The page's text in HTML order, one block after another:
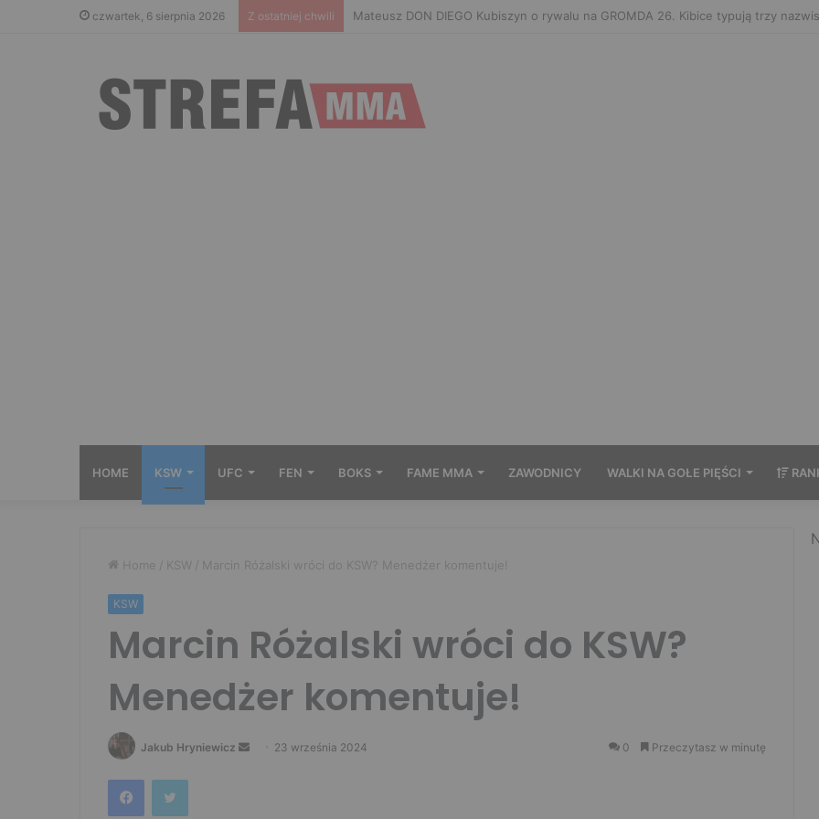
czwartek, 6 sierpnia 2026 Z ostatniej chwili Islam Makhachev zaończy karierę po UFC 330? Mistrz rozwiał wszelkie
HOME KSW UFC FEN BOKS FAME MMA ZAWODNICY WALKI NA GOŁE PIĘŚCI
Home / KSW / Marcin Różalski wróci do KSW? Menedżer komentuje!
KSW
Marcin Różalski wróci do KSW?
Menedżer komentuje!
Jakub Hryniewicz
Send 23 września 2024 0 Przeczytasz w minutę
FacebookTwitter